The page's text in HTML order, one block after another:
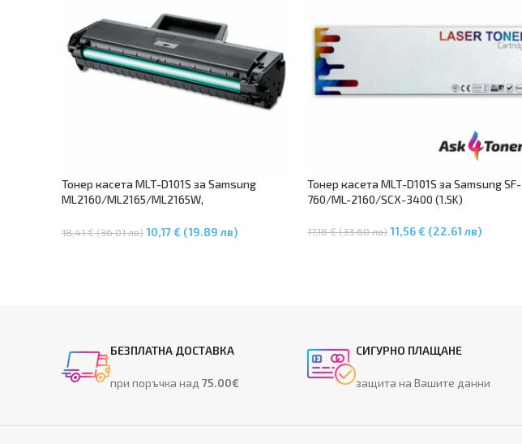
Тонер касета MLT-D101S за Samsung
ML2160/ML2165/ML2165W,
/SCX3405W
18,41 € (36.01 лв)10,17 € (19.89 лв)
Тонер касета MLT-D101S за Samsung SF-
760/ML-2160/SCX-3400 (1.5K)
17,18 € (33.60 лв)11,56 € (22.61 лв)
БЕЗПЛАТНА ДОСТАВКА
при поръчка над 75.00€
СИГУРНО ПЛАЩАНЕ
защита на Вашите данни